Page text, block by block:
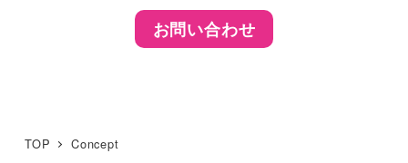
お問い合わせ
TOP Concept